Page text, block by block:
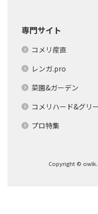
専門サイト
コメリ産直
レンガ.pro
菜園&ガーデン
コメリハード&グリ
プロ特集
Copyright ©